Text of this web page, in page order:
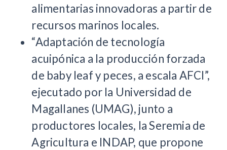
alimentarias innovadoras a partir de
recursos marinos locales.
“Adaptación de tecnología
acuipónica a la producción forzada
de baby leaf y peces, a escala AFCI”,
ejecutado por la Universidad de
Magallanes (UMAG), junto a
productores locales, la Seremia de
Agricultura e INDAP, que propone